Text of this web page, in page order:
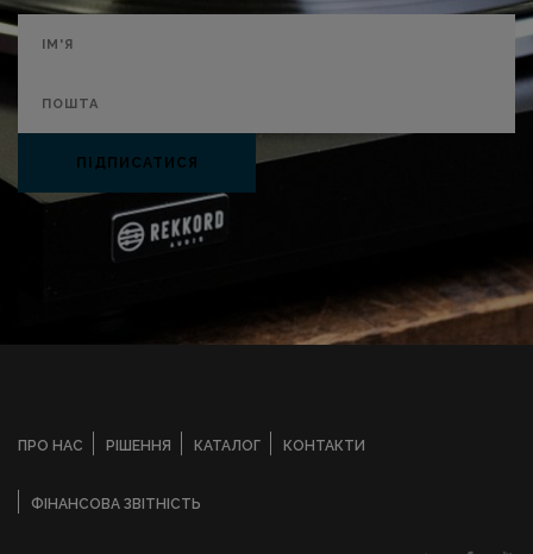
ПІДПИСАТИСЯ
ПРО НАС РІШЕННЯ КАТАЛОГ КОНТАКТИ
ФІНАНСОВА ЗВІТНІСТЬ